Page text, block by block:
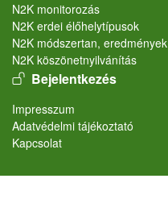
N2K monitorozás
N2K erdei élőhelytípusok
N2K módszertan, eredmények
N2K köszönetnyilvánítás
User account menu
Bejelentkezés
Lábléc
Impresszum
Adatvédelmi tájékoztató
Kapcsolat